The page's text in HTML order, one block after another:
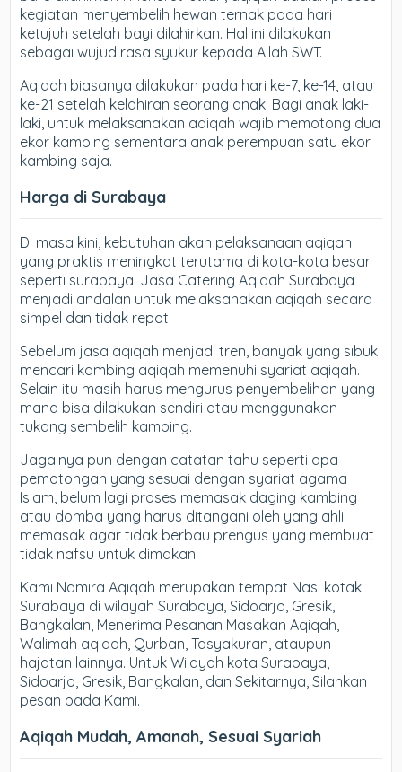
kegiatan menyembelih hewan ternak pada hari
ketujuh setelah bayi dilahirkan. Hal ini dilakukan
sebagai wujud rasa syukur kepada Allah SWT.
Aqiqah biasanya dilakukan pada hari ke-7, ke-14, atau
ke-21 setelah kelahiran seorang anak. Bagi anak laki-
laki, untuk melaksanakan aqiqah wajib memotong dua
ekor kambing sementara anak perempuan satu ekor
kambing saja.
Harga di Surabaya
Di masa kini, kebutuhan akan pelaksanaan aqiqah
yang praktis meningkat terutama di kota-kota besar
seperti surabaya. Jasa Catering Aqiqah Surabaya
menjadi andalan untuk melaksanakan aqiqah secara
simpel dan tidak repot.
Sebelum jasa aqiqah menjadi tren, banyak yang sibuk
mencari kambing aqiqah memenuhi syariat aqiqah.
Selain itu masih harus mengurus penyembelihan yang
mana bisa dilakukan sendiri atau menggunakan
tukang sembelih kambing.
Jagalnya pun dengan catatan tahu seperti apa
pemotongan yang sesuai dengan syariat agama
Islam, belum lagi proses memasak daging kambing
atau domba yang harus ditangani oleh yang ahli
memasak agar tidak berbau prengus yang membuat
tidak nafsu untuk dimakan.
Kami Namira Aqiqah merupakan tempat Nasi kotak
Surabaya di wilayah Surabaya, Sidoarjo, Gresik,
Bangkalan, Menerima Pesanan Masakan Aqiqah,
Walimah aqiqah, Qurban, Tasyakuran, ataupun
hajatan lainnya. Untuk Wilayah kota Surabaya,
Sidoarjo, Gresik, Bangkalan, dan Sekitarnya, Silahkan
pesan pada Kami.
Aqiqah Mudah, Amanah, Sesuai Syariah